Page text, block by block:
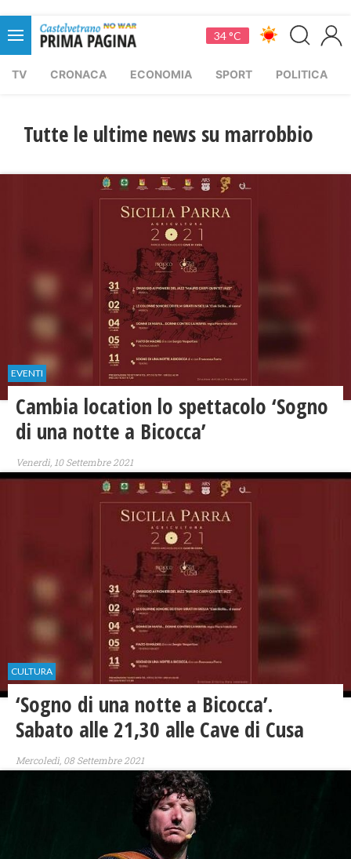
34 °C
TV CRONACA ECONOMIA SPORT POLITICA
Tutte le ultime news su marrobbio
EVENTI
Cambia location lo spettacolo ‘Sogno
di una notte a Bicocca’
Venerdì, 10 Settembre 2021
CULTURA
‘Sogno di una notte a Bicocca’.
Sabato alle 21,30 alle Cave di Cusa
Mercoledì, 08 Settembre 2021